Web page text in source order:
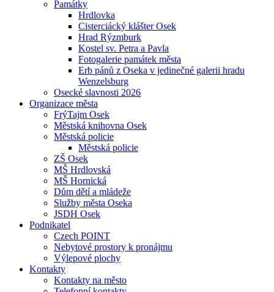
Památky
Hrdlovka
Cisterciácký klášter Osek
Hrad Rýzmburk
Kostel sv. Petra a Pavla
Fotogalerie památek města
Erb pánů z Oseka v jedinečné galerii hradu
Wenzelsburg
Osecké slavnosti 2026
Organizace města
FrýTajm Osek
Městská knihovna Osek
Městská policie
Městská policie
ZŠ Osek
MŠ Hrdlovská
MŠ Hornická
Dům dětí a mládeže
Služby města Oseka
JSDH Osek
Podnikatel
Czech POINT
Nebytové prostory k pronájmu
Výlepové plochy
Kontakty
Kontakty na město